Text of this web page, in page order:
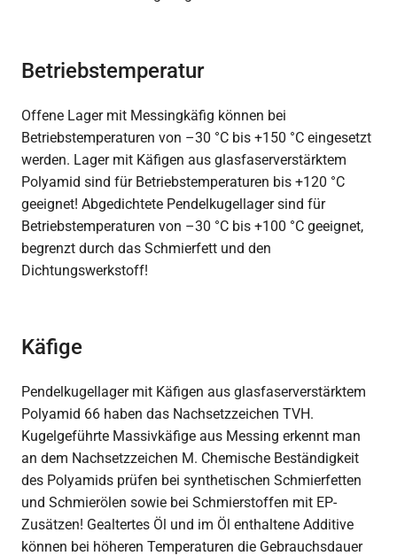
Betriebstemperatur
Offene Lager mit Messingkäfig können bei
Betriebstemperaturen von –30 °C bis +150 °C eingesetzt
werden. Lager mit Käfigen aus glasfaserverstärktem
Polyamid sind für Betriebstemperaturen bis +120 °C
geeignet! Abgedichtete Pendelkugellager sind für
Betriebstemperaturen von –30 °C bis +100 °C geeignet,
begrenzt durch das Schmierfett und den
Dichtungswerkstoff!
Käfige
Pendelkugellager mit Käfigen aus glasfaserverstärktem
Polyamid 66 haben das Nachsetzzeichen TVH.
Kugelgeführte Massivkäfige aus Messing erkennt man
an dem Nachsetzzeichen M. Chemische Beständigkeit
des Polyamids prüfen bei synthetischen Schmierfetten
und Schmierölen sowie bei Schmierstoffen mit EP-
Zusätzen! Gealtertes Öl und im Öl enthaltene Additive
können bei höheren Temperaturen die Gebrauchsdauer